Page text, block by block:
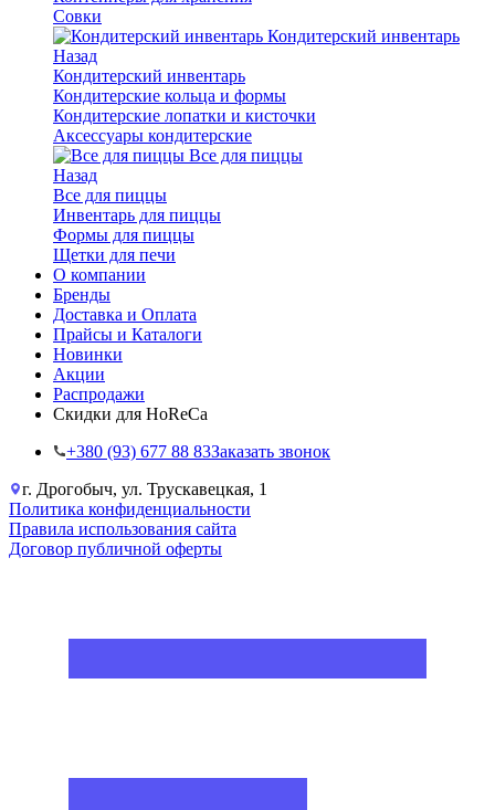
Совки
Кондитерский инвентарь
Назад
Кондитерский инвентарь
Кондитерские кольца и формы
Кондитерские лопатки и кисточки
Аксессуары кондитерские
Все для пиццы
Назад
Все для пиццы
Инвентарь для пиццы
Формы для пиццы
Щетки для печи
О компании
Бренды
Доставка и Оплата
Прайсы и Каталоги
Новинки
Акции
Распродажи
Скидки для HoReCa
+38‎0 (93) 677 88 83Заказать звонок
г. Дрогобыч, ул. Трускавецкая, 1
Политика конфиденциальности
Правила использования сайта
Договор публичной оферты